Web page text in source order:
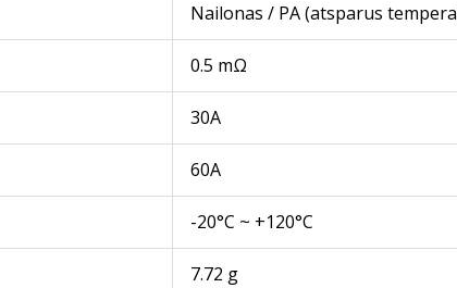
Nailonas / PA (atsparus
0.5 mΩ
30A
60A
-20°C ~ +120°C
7.72 g